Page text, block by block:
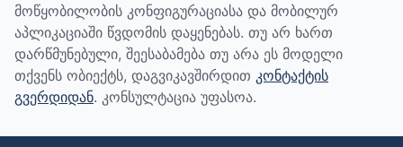
მოწყობილობის კონფიგურაციასა და მობილურ
აპლიკაციაში წვდომის დაყენებას. თუ არ ხართ
დარწმუნებული, შეესაბამება თუ არა ეს მოდელი
თქვენს ობიექტს, დაგვიკავშირდით კონტაქტის
გვერდიდან. კონსულტაცია უფასოა.